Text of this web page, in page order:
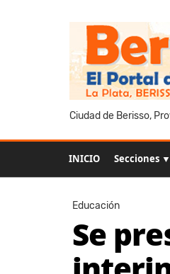
Ciudad de Berisso,
INICIO Secciones ▼
Educación
Se